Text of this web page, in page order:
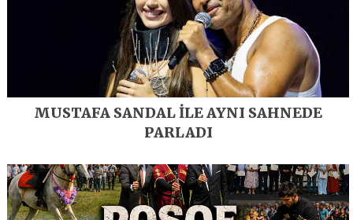
MUSTAFA SANDAL İLE AYNI SAHNEDE
PARLADI